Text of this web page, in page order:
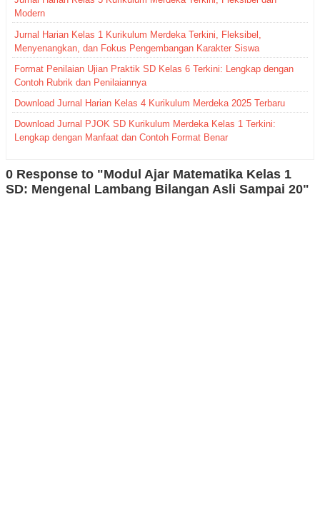
Modern
Jurnal Harian Kelas 1 Kurikulum Merdeka Terkini, Fleksibel,
Menyenangkan, dan Fokus Pengembangan Karakter Siswa
Format Penilaian Ujian Praktik SD Kelas 6 Terkini: Lengkap dengan
Contoh Rubrik dan Penilaiannya
Download Jurnal Harian Kelas 4 Kurikulum Merdeka 2025 Terbaru
Download Jurnal PJOK SD Kurikulum Merdeka Kelas 1 Terkini:
Lengkap dengan Manfaat dan Contoh Format Benar
0 Response to "Modul Ajar Matematika Kelas 1
SD: Mengenal Lambang Bilangan Asli Sampai 20"